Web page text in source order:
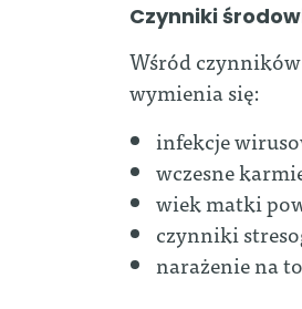
Czynniki
Wśród
wymienia się:
infekcje
wczesne
wiek matki
czynniki
narażenie na